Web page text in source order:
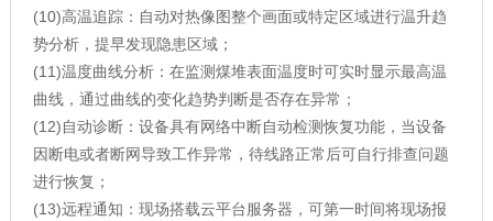
(10)高温追踪：自动对热像图整个画面或特定区域进行温升趋
势分析，提早发现隐患区域；
(11)温度曲线分析：在监测煤堆表面温度时可实时显示最高温
曲线，通过曲线的变化趋势判断是否存在异常；
(12)自动诊断：设备具有网络中断自动检测恢复功能，当设备
因断电或者断网导致工作异常，待线路正常后可自行排查问题
进行恢复；
(13)远程通知：现场搭载云平台服务器，可第一时间将现场报